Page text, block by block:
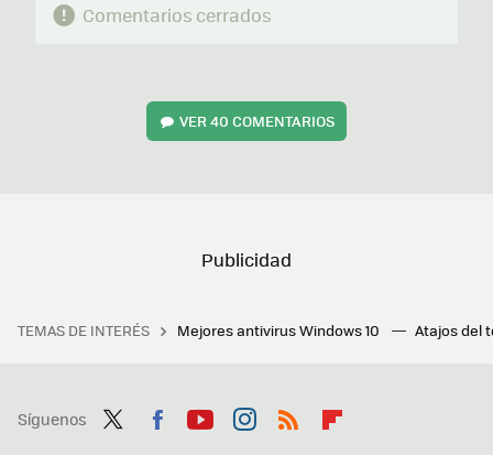
Comentarios cerrados
VER40 COMENTARIOS
TEMAS DE INTERÉS Mejores antivirus Windows 10 Atajos del
Síguenos